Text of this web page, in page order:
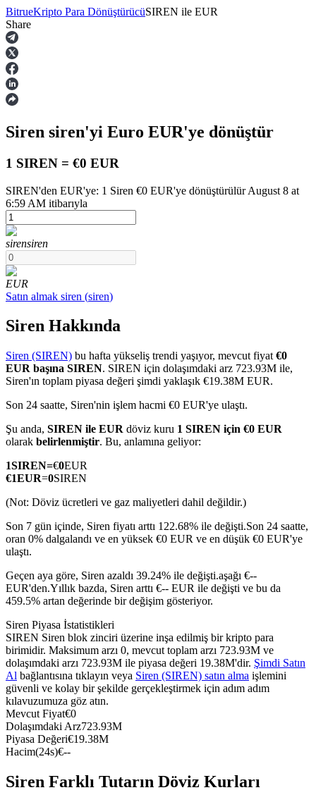
Vadeli İşlemler
USDT Vadeli İşlemleri
COIN-M Vadeli İşlemleri
Kripto Para Vadeli İşlemleri
Hisse senetleri, döviz, değerli metaller ve emtia türevleri
USDC Vadeli İşlemleri
USDC'yi teminat olarak kullanan vadeli işlemler
Kopya Ticaret
BitrueKripto Para DönüştürücüSIREN ile EUR
Share
Siren siren'yi Euro EUR'ye dönüştür
1 SIREN = €0 EUR
SIREN'den EUR'ye: 1 Siren €0 EUR'ye dönüştürülür August 8 at
6:59 AM itibarıyla
sirensiren
EUR
Satın almak siren (siren)
Siren Hakkında
Siren (SIREN) bu hafta yükseliş trendi yaşıyor, mevcut fiyat €0
EUR başına SIREN. SIREN için dolaşımdaki arz 723.93M ile,
Siren'ın toplam piyasa değeri şimdi yaklaşık €19.38M EUR.
Son 24 saatte, Siren'nin işlem hacmi €0 EUR'ye ulaştı.
Şu anda, SIREN ile EUR döviz kuru 1 SIREN için €0 EUR
olarak belirlenmiştir. Bu, anlamına geliyor:
1SIREN=€0EUR
€1EUR=0SIREN
(Not: Döviz ücretleri ve gaz maliyetleri dahil değildir.)
Son 7 gün içinde, Siren fiyatı arttı 122.68% ile değişti.Son 24 saatte,
oran 0% dalgalandı ve en yüksek €0 EUR ve en düşük €0 EUR'ye
ulaştı.
Geçen aya göre, Siren azaldı 39.24% ile değişti.aşağı €--
EUR'den.Yıllık bazda, Siren arttı €-- EUR ile değişti ve bu da
459.5% artan değerinde bir değişim gösteriyor.
Siren Piyasa İstatistikleri
SIREN Siren blok zinciri üzerine inşa edilmiş bir kripto para
birimidir. Maksimum arzı 0, mevcut toplam arzı 723.93M ve
dolaşımdaki arzı 723.93M ile piyasa değeri 19.38M'dir. Şimdi Satın
Al bağlantısına tıklayın veya Siren (SIREN) satın alma işlemini
güvenli ve kolay bir şekilde gerçekleştirmek için adım adım
kılavuzumuza göz atın.
Mevcut Fiyat€0
Dolaşımdaki Arz723.93M
Piyasa Değeri€19.38M
Hacim(24s)€--
Siren Farklı Tutarın Döviz Kurları